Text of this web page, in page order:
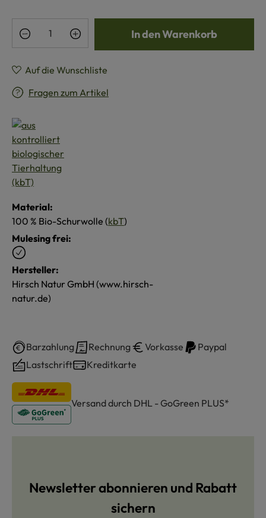
Produkt Anzahl: Gib den gewünschten
In den Warenkorb
Auf die Wunschliste
Fragen zum Artikel
Material:
100 % Bio-Schurwolle (kbT)
Mulesing frei:
Hersteller:
Hirsch Natur GmbH (www.hirsch-
natur.de)
Barzahlung Rechnung Vorkasse
Paypal
Lastschrift
Kreditkarte
Versand durch DHL - GoGreen PLUS*
Newsletter abonnieren und Rabatt
sichern